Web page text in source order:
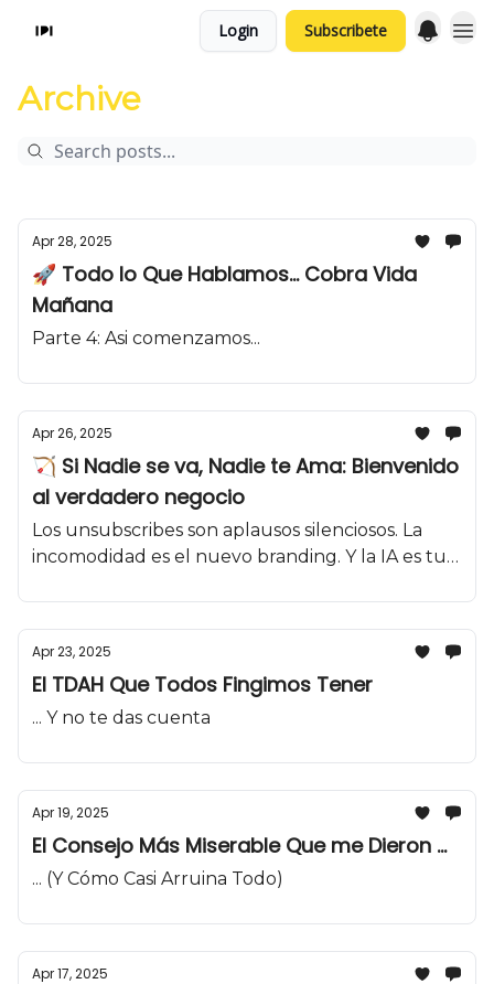
Login Subscribete
Archive
Apr 28, 2025
🚀 Todo lo Que Hablamos... Cobra Vida
Mañana
Parte 4: Asi comenzamos...
Apr 26, 2025
🏹 Si Nadie se va, Nadie te Ama: Bienvenido
al verdadero negocio
Los unsubscribes son aplausos silenciosos. La
incomodidad es el nuevo branding. Y la IA es tu
Apr 23, 2025
El TDAH Que Todos Fingimos Tener
... Y no te das cuenta
Apr 19, 2025
El Consejo Más Miserable Que me Dieron ...
... (Y Cómo Casi Arruina Todo)
Apr 17, 2025